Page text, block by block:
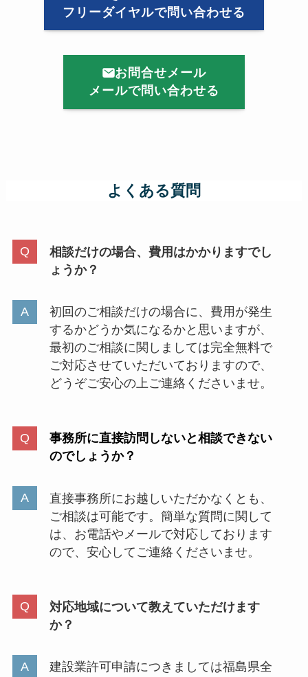
フリーダイヤルで問い合わせる
お問合せメール
メールで問い合わせる
よくある質問
相談だけの場合、費用はかかりますでし
ょうか？
初回のご相談だけの場合に、費用が発生
するかどうか気になるかと思いますが、
最初のご相談に関しましては完全無料で
ご対応させていただいておりますので、
どうぞご安心の上ご連絡くださいませ。
事務所に直接訪問しないと相談できない
のでしょうか？
直接事務所にお越しいただかなくとも、
ご相談は可能です。簡単な質問に関して
は、お電話やメールで対応しております
ので、安心してご連絡くださいませ。
対応地域について教えていただけます
か？
建設業許可申請につきましては福島県全